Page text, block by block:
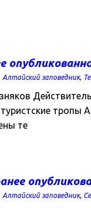
Алтайский заповедник,
тропы
те
Алтайский заповедник,